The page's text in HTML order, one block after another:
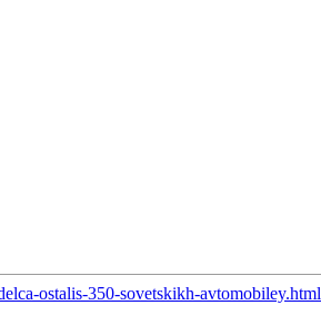
ostalis-350-sovetskikh-avtomobiley.html